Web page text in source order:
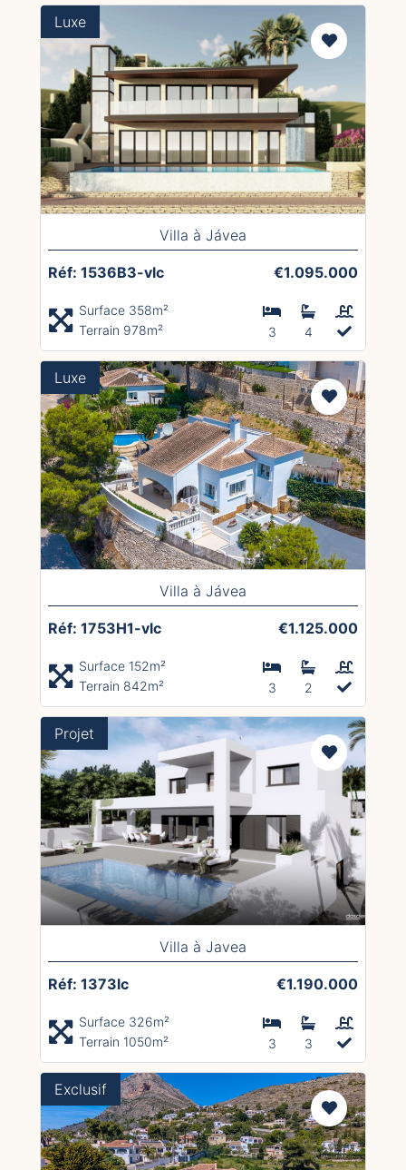
Luxe
Villa à Jávea
Réf: 1536B3-vlc €1.095.000
Surface 358m²
Terrain 978m²
3 4
Luxe
Villa à Jávea
Réf: 1753H1-vlc €1.125.000
Surface 152m²
Terrain 842m²
3 2
Projet
Villa à Javea
Réf: 1373lc €1.190.000
Surface 326m²
Terrain 1050m²
3 3
Exclusif